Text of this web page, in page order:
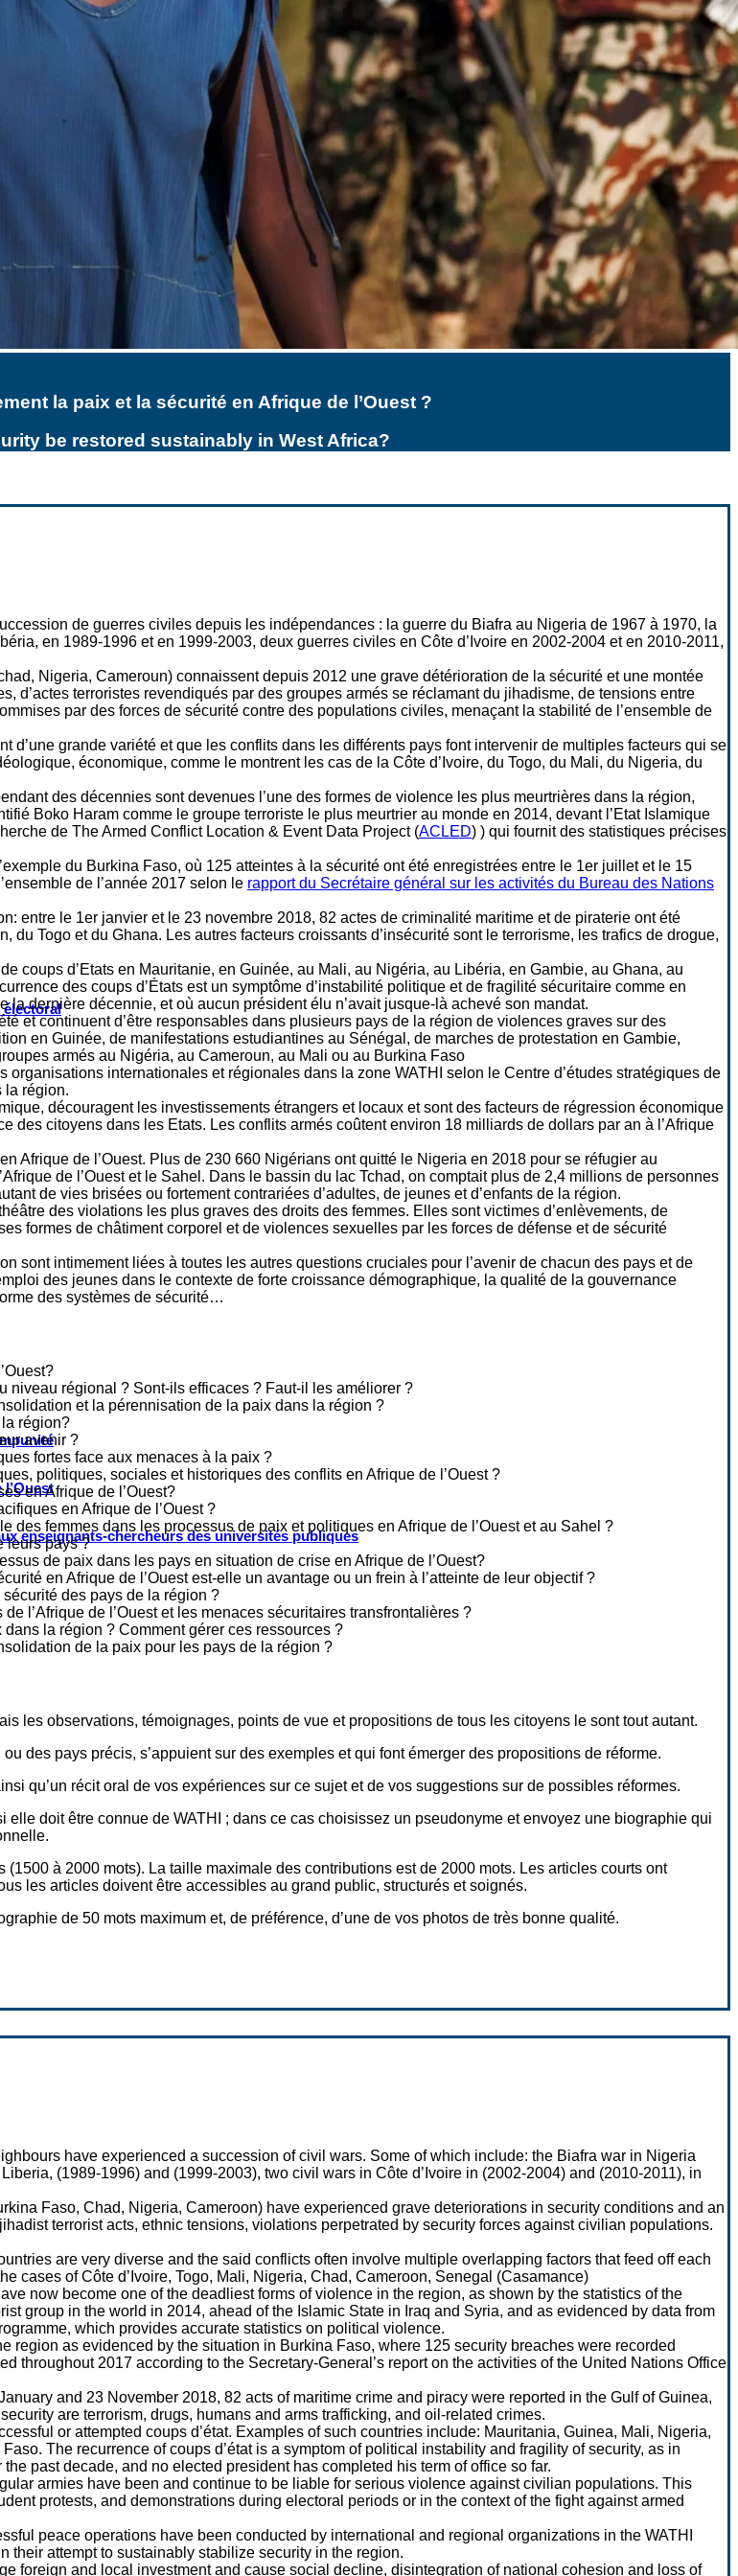
électoral
enseignants-chercheurs des universités publiques
la paix et la sécurité en Afrique de l’Ouest ?
be restored sustainably in West Africa?
de guerres civiles depuis les indépendances : la guerre du Biafra au Nigeria de 1967 à 1970, la
en 1989-1996 et en 1999-2003, deux guerres civiles en Côte d’Ivoire en 2002-2004 et en 2010-2011,
Nigeria, Cameroun) connaissent depuis 2012 une grave détérioration de la sécurité et une montée
d’actes terroristes revendiqués par des groupes armés se réclamant du jihadisme, de tensions entre
par des forces de sécurité contre des populations civiles, menaçant la stabilité de l’ensemble de
d’une grande variété et que les conflits dans les différents pays font intervenir de multiples facteurs qui se
économique, comme le montrent les cas de la Côte d’Ivoire, du Togo, du Mali, du Nigeria, du
des décennies sont devenues l’une des formes de violence les plus meurtrières dans la région,
Boko Haram comme le groupe terroriste le plus meurtrier au monde en 2014, devant l’Etat Islamique
de The Armed Conflict Location & Event Data Project (ACLED) ) qui fournit des statistiques précises
du Burkina Faso, où 125 atteintes à la sécurité ont été enregistrées entre le 1er juillet et le 15
de l’année 2017 selon le rapport du Secrétaire général sur les activités du Bureau des Nations
entre le 1er janvier et le 23 novembre 2018, 82 actes de criminalité maritime et de piraterie ont été
Togo et du Ghana. Les autres facteurs croissants d’insécurité sont le terrorisme, les trafics de drogue,
coups d’Etats en Mauritanie, en Guinée, au Mali, au Nigéria, au Libéria, en Gambie, au Ghana, au
des coups d’États est un symptôme d’instabilité politique et de fragilité sécuritaire comme en
dernière décennie, et où aucun président élu n’avait jusque-là achevé son mandat.
et continuent d’être responsables dans plusieurs pays de la région de violences graves sur des
en Guinée, de manifestations estudiantines au Sénégal, de marches de protestation en Gambie,
armés au Nigéria, au Cameroun, au Mali ou au Burkina Faso
internationales et régionales dans la zone WATHI selon le Centre d’études stratégiques de
la région.
découragent les investissements étrangers et locaux et sont des facteurs de régression économique
citoyens dans les Etats. Les conflits armés coûtent environ 18 milliards de dollars par an à l’Afrique
Afrique de l’Ouest. Plus de 230 660 Nigérians ont quitté le Nigeria en 2018 pour se réfugier au
de l’Ouest et le Sahel. Dans le bassin du lac Tchad, on comptait plus de 2,4 millions de personnes
de vies brisées ou fortement contrariées d’adultes, de jeunes et d’enfants de la région.
des violations les plus graves des droits des femmes. Elles sont victimes d’enlèvements, de
formes de châtiment corporel et de violences sexuelles par les forces de défense et de sécurité
sont intimement liées à toutes les autres questions cruciales pour l’avenir de chacun des pays et de
des jeunes dans le contexte de forte croissance démographique, la qualité de la gouvernance
des systèmes de sécurité…
niveau régional ? Sont-ils efficaces ? Faut-il les améliorer ?
et la pérennisation de la paix dans la région ?
région?
avenir ?
fortes face aux menaces à la paix ?
politiques, sociales et historiques des conflits en Afrique de l’Ouest ?
en Afrique de l’Ouest?
en Afrique de l’Ouest ?
femmes dans les processus de paix et politiques en Afrique de l’Ouest et au Sahel ?
leurs pays ?
de paix dans les pays en situation de crise en Afrique de l’Ouest?
en Afrique de l’Ouest est-elle un avantage ou un frein à l’atteinte de leur objectif ?
des pays de la région ?
l’Afrique de l’Ouest et les menaces sécuritaires transfrontalières ?
la région ? Comment gérer ces ressources ?
de la paix pour les pays de la région ?
les observations, témoignages, points de vue et propositions de tous les citoyens le sont tout autant.
des pays précis, s’appuient sur des exemples et qui font émerger des propositions de réforme.
qu’un récit oral de vos expériences sur ce sujet et de vos suggestions sur de possibles réformes.
doit être connue de WATHI ; dans ce cas choisissez un pseudonyme et envoyez une biographie qui
à 2000 mots). La taille maximale des contributions est de 2000 mots. Les articles courts ont
les articles doivent être accessibles au grand public, structurés et soignés.
de 50 mots maximum et, de préférence, d’une de vos photos de très bonne qualité.
have experienced a succession of civil wars. Some of which include: the Biafra war in Nigeria
(1989-1996) and (1999-2003), two civil wars in Côte d’Ivoire in (2002-2004) and (2010-2011), in
Faso, Chad, Nigeria, Cameroon) have experienced grave deteriorations in security conditions and an
terrorist acts, ethnic tensions, violations perpetrated by security forces against civilian populations.
are very diverse and the said conflicts often involve multiple overlapping factors that feed off each
cases of Côte d’Ivoire, Togo, Mali, Nigeria, Chad, Cameroon, Senegal (Casamance)
now become one of the deadliest forms of violence in the region, as shown by the statistics of the
group in the world in 2014, ahead of the Islamic State in Iraq and Syria, and as evidenced by data from
which provides accurate statistics on political violence.
region as evidenced by the situation in Burkina Faso, where 125 security breaches were recorded
throughout 2017 according to the Secretary-General’s report on the activities of the United Nations Office
and 23 November 2018, 82 acts of maritime crime and piracy were reported in the Gulf of Guinea,
are terrorism, drugs, humans and arms trafficking, and oil-related crimes.
or attempted coups d’état. Examples of such countries include: Mauritania, Guinea, Mali, Nigeria,
The recurrence of coups d’état is a symptom of political instability and fragility of security, as in
past decade, and no elected president has completed his term of office so far.
armies have been and continue to be liable for serious violence against civilian populations. This
protests, and demonstrations during electoral periods or in the context of the fight against armed
peace operations have been conducted by international and regional organizations in the WATHI
their attempt to sustainably stabilize security in the region.
foreign and local investment and cause social decline, disintegration of national cohesion and loss of